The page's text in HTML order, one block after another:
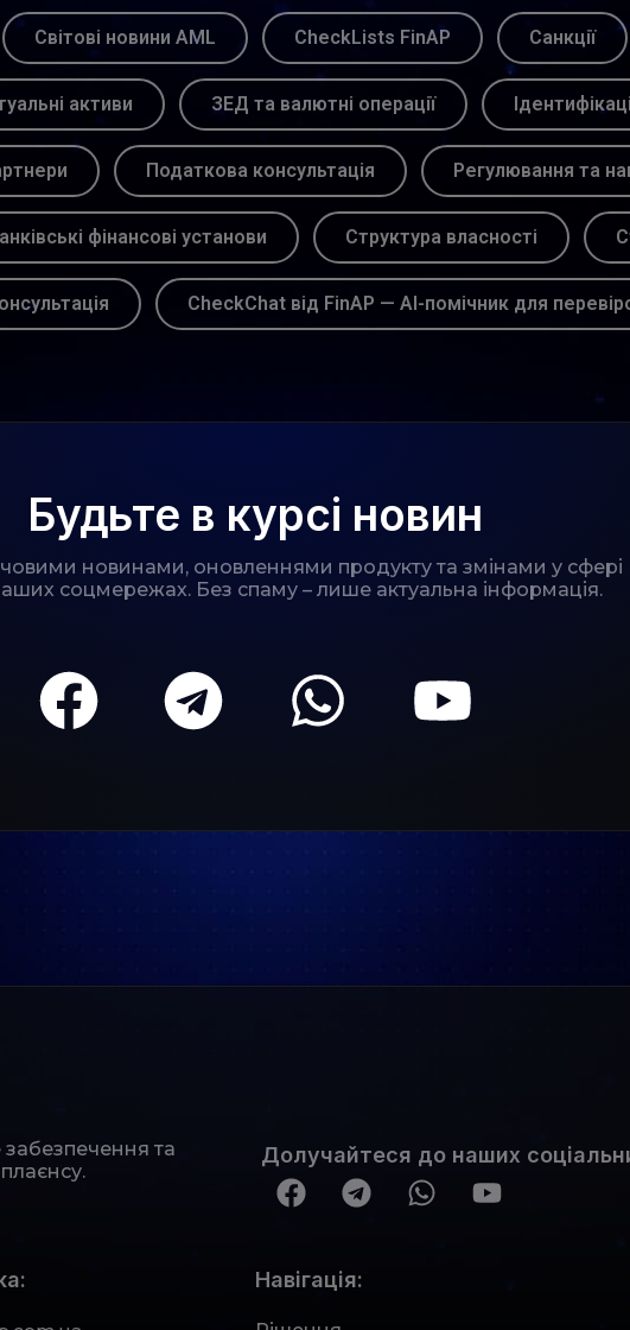
Світові новини AML CheckLists FinAP Санкції
активи ЗЕД та валютні операції
Податкова консультація Регулювання та
фінансові установи Структура власності
CheckChat від FinAP — AI-помічник для
Будьте в курсі новин
новинами, оновленнями продукту та змінами у сфері
соцмережах. Без спаму – лише актуальна інформація.
та
Долучайтеся до наших
Навігація: